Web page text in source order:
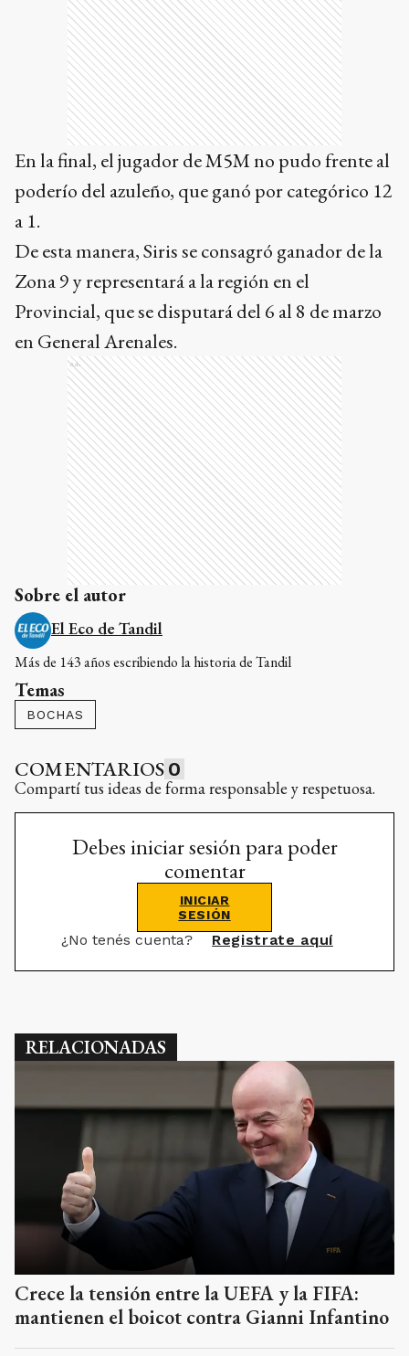
En la final, el jugador de M5M no pudo frente al
poderío del azuleño, que ganó por categórico 12
a 1.
De esta manera, Siris se consagró ganador de la
Zona 9 y representará a la región en el
Provincial, que se disputará del 6 al 8 de marzo
en General Arenales.
Ads
Sobre el autor
El Eco de Tandil
Más de 143 años escribiendo la historia de Tandil
Temas
BOCHAS
COMENTARIOS 0
Compartí tus ideas de forma responsable y respetuosa.
Debes iniciar sesión para poder
comentar
INICIAR
SESIÓN
¿No tenés cuenta? Registrate aquí
RELACIONADAS
Crece la tensión entre la UEFA y la FIFA:
mantienen el boicot contra Gianni Infantino